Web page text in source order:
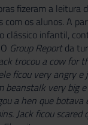
fizeram a leitura
os alunos. A
clássico infantil,
Group Reportda
trocou a cow for
ficou very angry e
beanstalk very big e
a hen que botava
Jack ficou